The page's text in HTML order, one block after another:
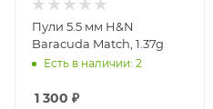
Пули 5.5 мм H&N
Baracuda Match, 1.37g
Есть в наличии: 2
1 300 ₽